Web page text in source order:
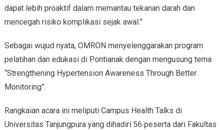
dapat lebih proaktif dalam memantau tekanan darah dan
mencegah risiko komplikasi sejak awal.”
Sebagai wujud nyata, OMRON menyelenggarakan program
pelatihan dan edukasi di Pontianak dengan mengusung tema
“Strengthening Hypertension Awareness Through Better
Monitoring”.
Rangkaian acara ini meliputi Campus Health Talks di
Universitas Tanjungpura yang dihadiri 56 peserta dari Fakultas